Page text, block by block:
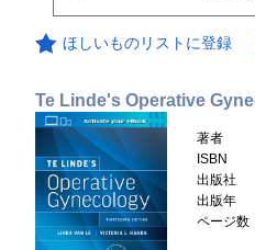
ほしいものリストに登録
Te Linde's Operative
著者
ISBN
出版社
出版年
ページ数